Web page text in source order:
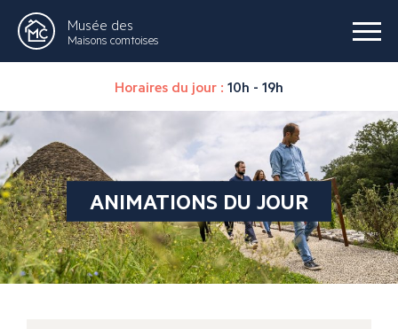
Musée des
Maisons comtoises
Horaires du jour : 10h - 19h
ANIMATIONS DU JOUR